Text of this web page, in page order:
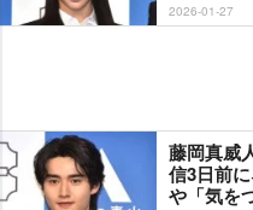
2026-01-27
藤岡真威
信3日前
「気をつ